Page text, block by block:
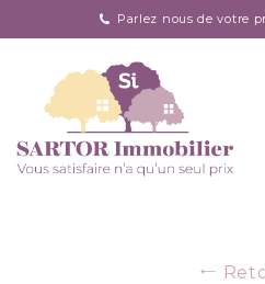
Parlez nous de votre